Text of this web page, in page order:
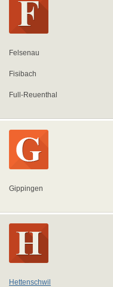
Felsenau
Fisibach
Full-Reuenthal
Gippingen
Hettenschwil